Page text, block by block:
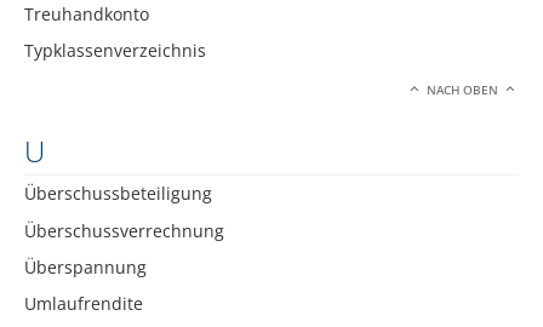
Treuhandkonto
Typklassenverzeichnis
NACH OBEN
U
Überschussbeteiligung
Überschussverrechnung
Überspannung
Umlaufrendite